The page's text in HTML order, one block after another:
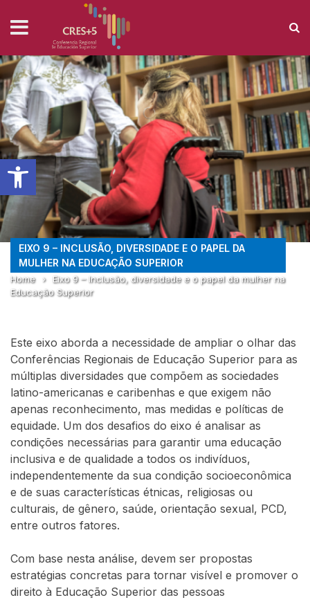
Barra de Ferramentas Aberta
EIXO 9 – INCLUSÃO, DIVERSIDADE E O PAPEL DA
MULHER NA EDUCAÇÃO SUPERIOR
Home ›
Eixo 9 – Inclusão, diversidade e o papel da mulher na
Educação Superior
Este eixo aborda a necessidade de ampliar o olhar das
Conferências Regionais de Educação Superior para as
múltiplas diversidades que compõem as sociedades
latino-americanas e caribenhas e que exigem não
apenas reconhecimento, mas medidas e políticas de
equidade. Um dos desafios do eixo é analisar as
condições necessárias para garantir uma educação
inclusiva e de qualidade a todos os indivíduos,
independentemente da sua condição socioeconômica
e de suas características étnicas, religiosas ou
culturais, de gênero, saúde, orientação sexual, PCD,
entre outros fatores.
Com base nesta análise, devem ser propostas
estratégias concretas para tornar visível e promover o
direito à Educação Superior das pessoas